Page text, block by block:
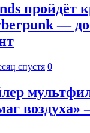
пройдёт
—
спустя 0
воздуха»